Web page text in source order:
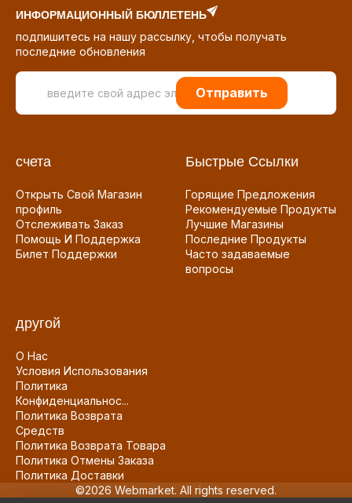
ИНФОРМАЦИОННЫЙ БЮЛЛЕТЕНЬ
подпишитесь на нашу рассылку, чтобы получать
последние обновления
Отправить
счета
Открыть Свой Магазин
профиль
Отслеживать Заказ
Помощь И Поддержка
Билет Поддержки
Быстрые Ссылки
Горящие Предложения
Рекомендуемые Продукты
Лучшие Магазины
Последние Продукты
Часто задаваемые
вопросы
другой
О Нас
Условия Использования
Политика
Конфиденциальнос...
Политика Возврата
Средств
Политика Возврата Товара
Политика Отмены Заказа
Политика Доставки
©2026 Webmarket. All rights reserved.